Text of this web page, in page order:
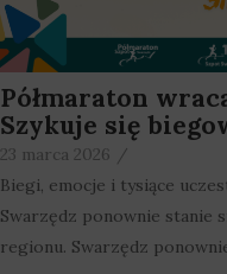
Półmaraton
Szykuje się
23 marca 2026 /
Biegi, emocje i tysiące
Swarzędz ponownie stanie
regionu. Swarzędz